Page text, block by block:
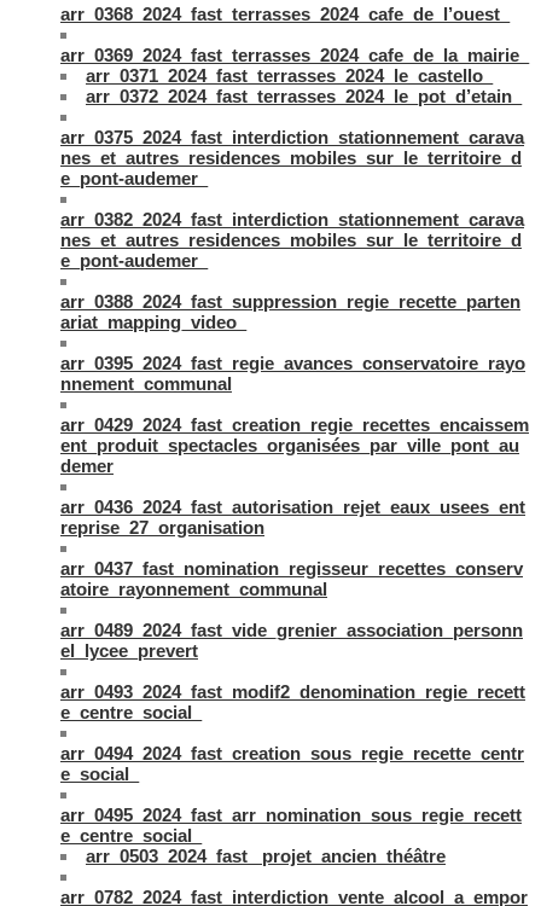
arr_0368_2024_fast_terrasses_2024_cafe_de_l’ouest_
arr_0369_2024_fast_terrasses_2024_cafe_de_la_mairie_
arr_0371_2024_fast_terrasses_2024_le_castello_
arr_0372_2024_fast_terrasses_2024_le_pot_d’etain_
arr_0375_2024_fast_interdiction_stationnement_carava
nes_et_autres_residences_mobiles_sur_le_territoire_d
e_pont-audemer_
arr_0382_2024_fast_interdiction_stationnement_carava
nes_et_autres_residences_mobiles_sur_le_territoire_d
e_pont-audemer_
arr_0388_2024_fast_suppression_regie_recette_parten
ariat_mapping_video_
arr_0395_2024_fast_regie_avances_conservatoire_rayo
nnement_communal
arr_0429_2024_fast_creation_regie_recettes_encaissem
ent_produit_spectacles_organisées_par_ville_pont_au
demer
arr_0436_2024_fast_autorisation_rejet_eaux_usees_ent
reprise_27_organisation
arr_0437_fast_nomination_regisseur_recettes_conserv
atoire_rayonnement_communal
arr_0489_2024_fast_vide_grenier_association_personn
el_lycee_prevert
arr_0493_2024_fast_modif2_denomination_regie_recett
e_centre_social_
arr_0494_2024_fast_creation_sous_regie_recette_centr
e_social_
arr_0495_2024_fast_arr_nomination_sous_regie_recett
e_centre_social_
arr_0503_2024_fast_ projet_ancien_théâtre
arr_0782_2024_fast_interdiction_vente_alcool_a_empor